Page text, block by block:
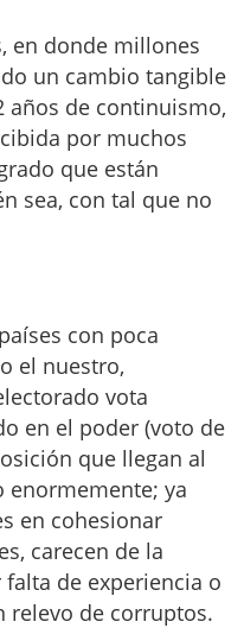
en donde millones
un cambio tangible
años de continuismo,
por muchos
que están
sea, con tal que no
con poca
el nuestro,
vota
en el poder (voto de
que llegan al
enormemente; ya
en cohesionar
carecen de la
de experiencia o
relevo de corruptos.